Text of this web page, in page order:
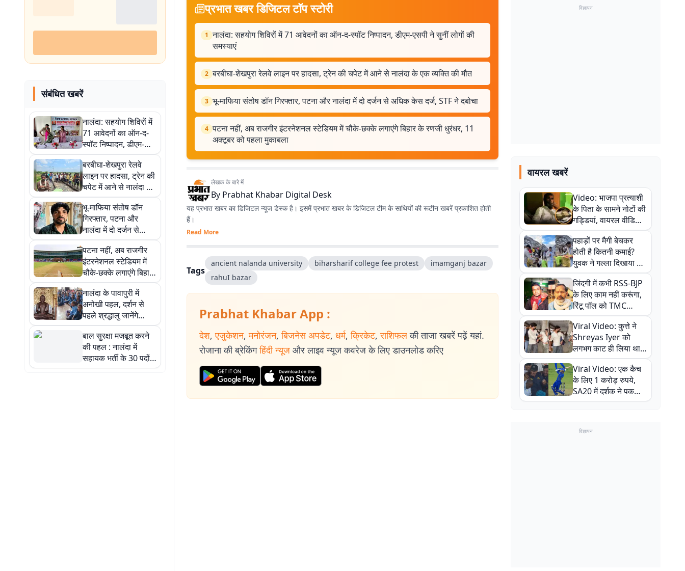
संबंधित खबरें
नालंदा: सहयोग शिविरों में
71 आवेदनों का ऑन-द-
स्पॉट निष्पादन, डीएम-
एसपी ने सुनीं लोगों की
समस्याएं
बरबीघा-शेखपुरा रेलवे
लाइन पर हादसा, ट्रेन की
चपेट में आने से नालंदा के
एक व्यक्ति की मौत
भू-माफिया संतोष डॉन
गिरफ्तार, पटना और
नालंदा में दो दर्जन से
अधिक केस दर्ज, STF ने
दबोचा
पटना नहीं, अब राजगीर
इंटरनेशनल स्टेडियम में
चौके-छक्के लगाएंगे बिहार
के रणजी धुरंधर, 11
अक्टूबर को पहला
मुकाबला
नालंदा के पावापुरी में
अनोखी पहल, दर्शन से
पहले श्रद्धालु जानेंगे
भगवान महावीर का जीवन
दर्शन
बाल सुरक्षा मजबूत करने
की पहल : नालंदा में
सहायक भर्ती के 30 पदों
पर निकली वैकेंसी, प्रति
प्रभात खबर डिजिटल टॉप स्टोरी
1 नालंदा: सहयोग शिविरों में 71 आवेदनों का ऑन-द-स्पॉट निष्पादन, डीएम-एसपी ने सुनीं लोगों की
समस्याएं
2 बरबीघा-शेखपुरा रेलवे लाइन पर हादसा, ट्रेन की चपेट में आने से नालंदा के एक व्यक्ति की मौत
3 भू-माफिया संतोष डॉन गिरफ्तार, पटना और नालंदा में दो दर्जन से अधिक केस दर्ज, STF ने दबोचा
4 पटना नहीं, अब राजगीर इंटरनेशनल स्टेडियम में चौके-छक्के लगाएंगे बिहार के रणजी धुरंधर, 11
अक्टूबर को पहला मुकाबला
लेखक के बारे में
By Prabhat Khabar Digital Desk
यह प्रभात खबर का डिजिटल न्यूज डेस्क है। इसमें प्रभात खबर के डिजिटल टीम के साथियों की रूटीन खबरें प्रकाशित होती
हैं।
Read More
Tags
ancient nalanda university biharsharif college fee protest
imamganj bazar
rahuI bazar
Prabhat Khabar App :
देश, एजुकेशन, मनोरंजन, बिजनेस अपडेट, धर्म, क्रिकेट, राशिफल की ताजा खबरें पढ़ें यहां.
रोजाना की ब्रेकिंग हिंदी न्यूज और लाइव न्यूज कवरेज के लिए डाउनलोड करिए
विज्ञापन
वायरल खबरें
Video: भाजपा प्रत्याशी
के पिता के सामने नोटों की
गड्डियां, वायरल वीडियो
से राजनीति में उबाल,
अजित महतो बोले- TMC
की गंदी चाल
पहाड़ों पर मैगी बेचकर
होती है कितनी कमाई?
युवक ने गल्ला दिखाया तो
नौकरी वालों के खड़े हो गए
कान
जिंदगी में कभी RSS-BJP
के लिए काम नहीं करूंगा,
रिंटू पॉल को TMC
ऑफिस में ले जाकर पीटा,
Video वायरल
Viral Video: कुत्ते ने
Shreyas Iyer को
लगभग काट ही लिया था,
न्यूजीलैंड सीरीज से पहले
बाल-बाल बचे
Viral Video: एक कैच
के लिए 1 करोड़ रुपये,
SA20 में दर्शक ने पकड़ा
एक हाथ से गजब का कैच
विज्ञापन